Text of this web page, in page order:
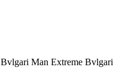
Bvlgari Man Extreme Bvlgari